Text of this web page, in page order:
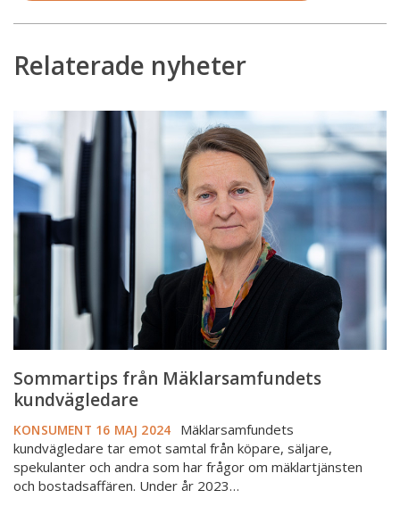
Relaterade nyheter
Sommartips
från
Mäklarsamfundets
kundvägledare
Sommartips från Mäklarsamfundets
kundvägledare
KONSUMENT 16 MAJ 2024
Mäklarsamfundets
kundvägledare tar emot samtal från köpare, säljare,
spekulanter och andra som har frågor om mäklartjänsten
och bostadsaffären. Under år 2023…